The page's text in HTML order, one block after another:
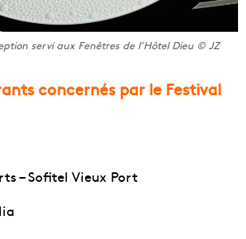
servi aux Fenêtres de l’Hôtel Dieu © JZ
concernés par le Festival
– Sofitel Vieux Port